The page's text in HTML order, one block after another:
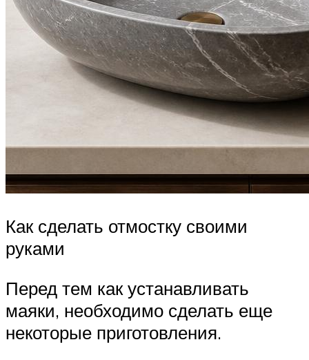
Как сделать отмостку своими
руками
Перед тем как устанавливать
маяки, необходимо сделать еще
некоторые приготовления.